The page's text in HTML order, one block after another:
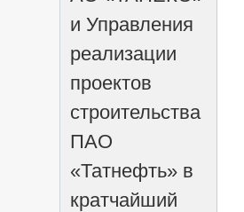
и Управления
реализации
проектов
строительства
ПАО
«Татнефть» в
кратчайший